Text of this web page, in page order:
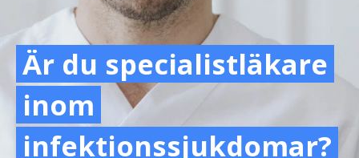
Övrig vårdpersonal
Är du specialistläkare
inom
infektionssjukdomar?